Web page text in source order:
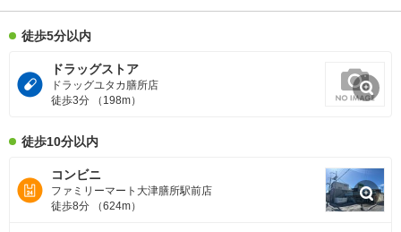
徒歩5分以内
ドラッグストア
ドラッグユタカ膳所店
徒歩3分 （198m）
徒歩10分以内
コンビニ
ファミリーマート大津膳所駅前店
徒歩8分 （624m）